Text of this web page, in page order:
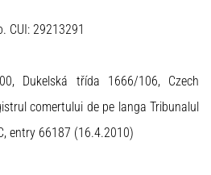
CUI: 29213291
Dukelská třída 1666/106, Czech
comertului de pe langa Tribunalul
entry 66187 (16.4.2010)